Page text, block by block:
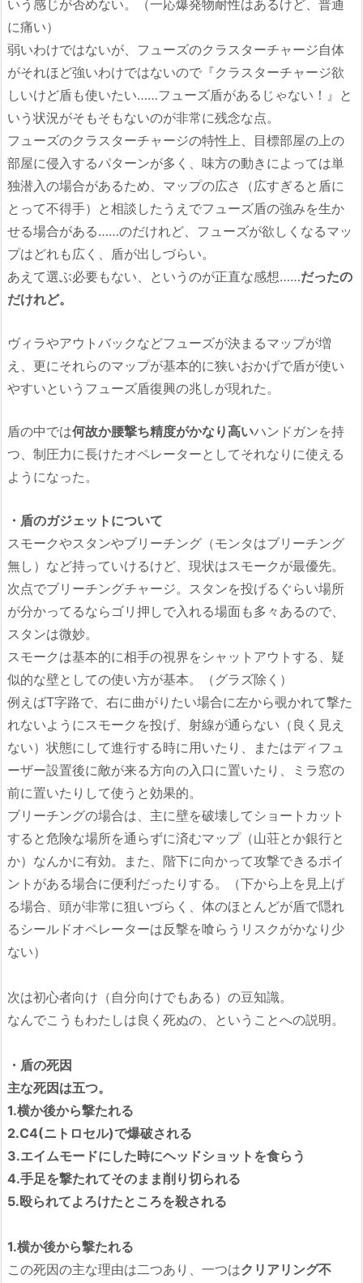
いう感じが否めない。（一応爆発物耐性はあるけど、普通
に痛い）
弱いわけではないが、フューズのクラスターチャージ自体
がそれほど強いわけではないので『クラスターチャージ欲
しいけど盾も使いたい……フューズ盾があるじゃない！』と
いう状況がそもそもないのが非常に残念な点。
フューズのクラスターチャージの特性上、目標部屋の上の
部屋に侵入するパターンが多く、味方の動きによっては単
独潜入の場合があるため、マップの広さ（広すぎると盾に
とって不得手）と相談したうえでフューズ盾の強みを生か
せる場合がある……のだけれど、フューズが欲しくなるマッ
プはどれも広く、盾が出しづらい。
あえて選ぶ必要もない、というのが正直な感想……だったの
だけれど。
ヴィラやアウトバックなどフューズが決まるマップが増
え、更にそれらのマップが基本的に狭いおかげで盾が使い
やすいというフューズ盾復興の兆しが現れた。
盾の中では何故か腰撃ち精度がかなり高いハンドガンを持
つ、制圧力に長けたオペレーターとしてそれなりに使える
ようになった。
・盾のガジェットについて
スモークやスタンやブリーチング（モンタはブリーチング
無し）など持っていけるけど、現状はスモークが最優先。
次点でブリーチングチャージ。スタンを投げるぐらい場所
が分かってるならゴリ押しで入れる場面も多々あるので、
スタンは微妙。
スモークは基本的に相手の視界をシャットアウトする、疑
似的な壁としての使い方が基本。（グラズ除く）
例えばT字路で、右に曲がりたい場合に左から覗かれて撃た
れないようにスモークを投げ、射線が通らない（良く見え
ない）状態にして進行する時に用いたり、またはディフュ
ーザー設置後に敵が来る方向の入口に置いたり、ミラ窓の
前に置いたりして使うと効果的。
ブリーチングの場合は、主に壁を破壊してショートカット
すると危険な場所を通らずに済むマップ（山荘とか銀行と
か）なんかに有効。また、階下に向かって攻撃できるポイ
ントがある場合に便利だったりする。（下から上を見上げ
る場合、頭が非常に狙いづらく、体のほとんどが盾で隠れ
るシールドオペレーターは反撃を喰らうリスクがかなり少
ない）
次は初心者向け（自分向けでもある）の豆知識。
なんでこうもわたしは良く死ぬの、ということへの説明。
・盾の死因
主な死因は五つ。
1.横か後から撃たれる
2.C4(ニトロセル)で爆破される
3.エイムモードにした時にヘッドショットを食らう
4.手足を撃たれてそのまま削り切られる
5.殴られてよろけたところを殺される
1.横か後から撃たれる
この死因の主な理由は二つあり、一つはクリアリング不